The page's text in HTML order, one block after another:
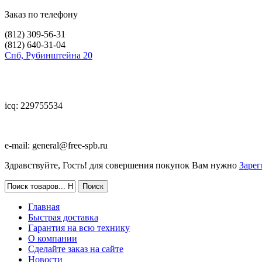
Заказ по телефону
(812) 309-56-31
(812) 640-31-04
Спб, Рубинштейна 20
icq: 229755534
e-mail: general@free-spb.ru
Здравствуйте, Гость! для совершения покупок Вам нужно
Главная
Быстрая доставка
Гарантия на всю технику
О компании
Сделайте заказ на сайте
Новости